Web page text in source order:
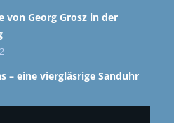
von Georg Grosz in der
– eine viergläsrige Sanduhr